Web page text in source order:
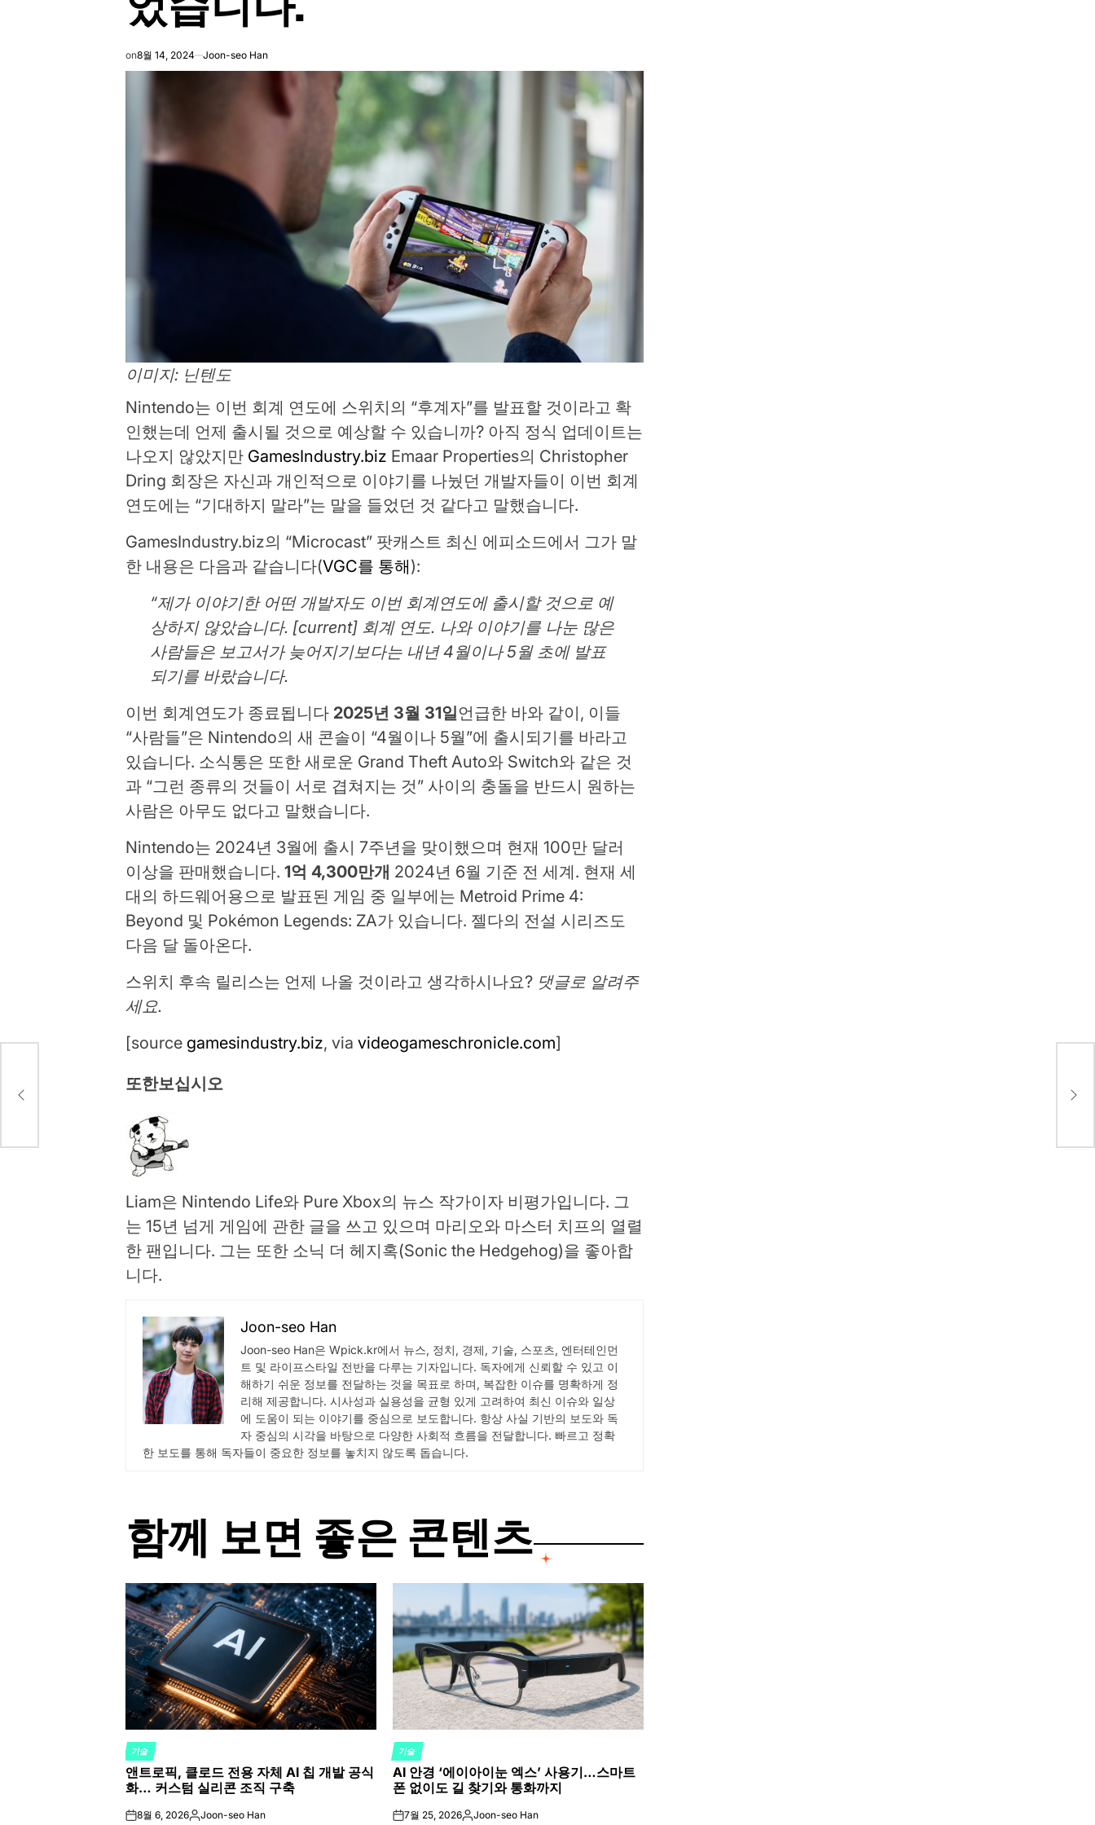
on8월 14, 2024 Joon-seo Han
이미지: 닌텐도
Nintendo는 이번 회계 연도에 스위치의 “후계자”를 발표할 것이라고 확
인했는데 언제 출시될 것으로 예상할 수 있습니까? 아직 정식 업데이트는
나오지 않았지만 GamesIndustry.biz Emaar Properties의 Christopher
Dring 회장은 자신과 개인적으로 이야기를 나눴던 개발자들이 이번 회계
연도에는 “기대하지 말라”는 말을 들었던 것 같다고 말했습니다.
GamesIndustry.biz의 “Microcast” 팟캐스트 최신 에피소드에서 그가 말
한 내용은 다음과 같습니다(VGC를 통해):
“제가 이야기한 어떤 개발자도 이번 회계연도에 출시할 것으로 예
상하지 않았습니다. [current] 회계 연도. 나와 이야기를 나눈 많은
사람들은 보고서가 늦어지기보다는 내년 4월이나 5월 초에 발표
되기를 바랐습니다.
이번 회계연도가 종료됩니다 2025년 3월 31일언급한 바와 같이, 이들
“사람들”은 Nintendo의 새 콘솔이 “4월이나 5월”에 출시되기를 바라고
있습니다. 소식통은 또한 새로운 Grand Theft Auto와 Switch와 같은 것
과 “그런 종류의 것들이 서로 겹쳐지는 것” 사이의 충돌을 반드시 원하는
사람은 아무도 없다고 말했습니다.
Nintendo는 2024년 3월에 출시 7주년을 맞이했으며 현재 100만 달러
이상을 판매했습니다.1억 4,300만개 2024년 6월 기준 전 세계. 현재 세
대의 하드웨어용으로 발표된 게임 중 일부에는 Metroid Prime 4:
Beyond 및 Pokémon Legends: ZA가 있습니다. 젤다의 전설 시리즈도
다음 달 돌아온다.
스위치 후속 릴리스는 언제 나올 것이라고 생각하시나요? 댓글로 알려주
세요.
[source gamesindustry.biz, viavideogameschronicle.com]
또한보십시오
Liam은 Nintendo Life와 Pure Xbox의 뉴스 작가이자 비평가입니다. 그
는 15년 넘게 게임에 관한 글을 쓰고 있으며 마리오와 마스터 치프의 열렬
한 팬입니다. 그는 또한 소닉 더 헤지혹(Sonic the Hedgehog)을 좋아합
니다.
Joon-seo Han
Joon-seo Han은 Wpick.kr에서 뉴스, 정치, 경제, 기술, 스포츠, 엔터테인먼
트 및 라이프스타일 전반을 다루는 기자입니다. 독자에게 신뢰할 수 있고 이
해하기 쉬운 정보를 전달하는 것을 목표로 하며, 복잡한 이슈를 명확하게 정
리해 제공합니다. 시사성과 실용성을 균형 있게 고려하여 최신 이슈와 일상
에 도움이 되는 이야기를 중심으로 보도합니다. 항상 사실 기반의 보도와 독
자 중심의 시각을 바탕으로 다양한 사회적 흐름을 전달합니다. 빠르고 정확
한 보도를 통해 독자들이 중요한 정보를 놓치지 않도록 돕습니다.
함께 보면 좋은 콘텐츠
POSTED
IN
기술
앤트로픽, 클로드 전용 자체 AI 칩 개발 공식
화… 커스텀 실리콘 조직 구축
on8월 6, 2026Posted
Joon-seo Han
POSTED
IN
기술
AI 안경 ‘에이아이눈 엑스’ 사용기…스마트
폰 없이도 길 찾기와 통화까지
on7월 25, 2026Posted
Joon-seo Han
상